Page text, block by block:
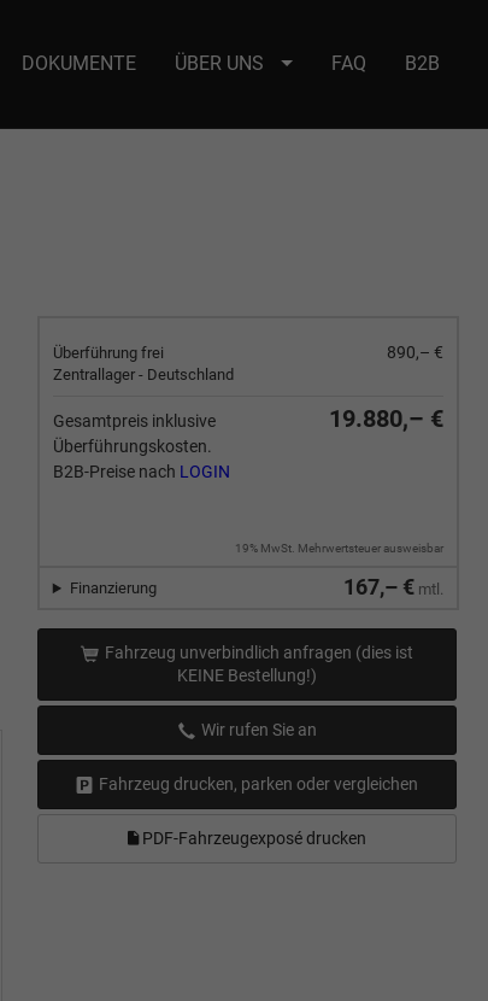
Points to address or value: selector2-aee-
DOKUMENTE ÜBER UNS FAQ B2B
Überführung frei
Zentrallager - Deutschland
890,– €
Gesamtpreis inklusive
Überführungskosten.
B2B-Preise nach LOGIN
19.880,– €
19% MwSt. Mehrwertsteuer ausweisbar
167,– € mtl.
Finanzierung
Fahrzeug unverbindlich anfragen (dies ist
KEINE Bestellung!)
Wir rufen Sie an
Fahrzeug drucken, parken oder vergleichen
PDF-Fahrzeugexposé drucken